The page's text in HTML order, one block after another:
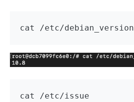
cat /etc/debian_version
cat /etc/issue